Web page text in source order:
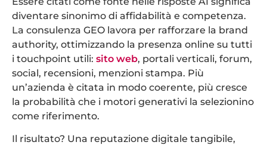
diventare sinonimo di affidabilità e competenza.
La consulenza GEO lavora per rafforzare la brand
authority, ottimizzando la presenza online su tutti
i touchpoint utili: sito web, portali verticali, forum,
social, recensioni, menzioni stampa. Più
un’azienda è citata in modo coerente, più cresce
la probabilità che i motori generativi la selezionino
come riferimento.
Il risultato? Una reputazione digitale tangibile,